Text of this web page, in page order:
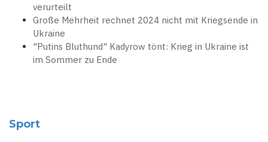
verurteilt
Große Mehrheit rechnet 2024 nicht mit Kriegsende in
Ukraine
"Putins Bluthund" Kadyrow tönt: Krieg in Ukraine ist
im Sommer zu Ende
Sport